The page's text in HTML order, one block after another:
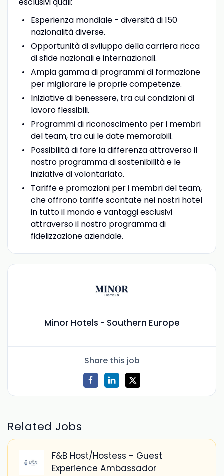
Esperienza mondiale - diversità di 150
nazionalità diverse.
Opportunità di sviluppo della carriera ricca
di sfide nazionali e internazionali.
Ampia gamma di programmi di formazione
per migliorare le proprie competenze.
Iniziative di benessere, tra cui condizioni di
lavoro flessibili.
Programmi di riconoscimento per i membri
del team, tra cui le date memorabili.
Possibilità di fare la differenza attraverso il
nostro programma di sostenibilità e le
iniziative di volontariato.
Tariffe e promozioni per i membri del team,
che offrono tariffe scontate nei nostri hotel
in tutto il mondo e vantaggi esclusivi
attraverso il nostro programma di
fidelizzazione aziendale.
Minor Hotels - Southern Europe
Share this job
Related Jobs
F&B Host/Hostess - Guest
Experience Ambassador